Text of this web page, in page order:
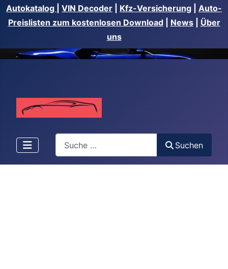
Autokatalog VIN Decoder Kfz-Versicherung
Auto-
Preislisten zum kostenlosen Download| News| Über
uns
Suchen